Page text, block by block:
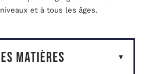
et à tous les âges.
matières